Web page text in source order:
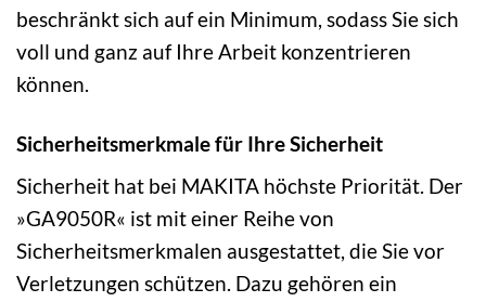
beschränkt sich auf ein Minimum, sodass Sie sich
voll und ganz auf Ihre Arbeit konzentrieren
können.
Sicherheitsmerkmale für Ihre Sicherheit
Sicherheit hat bei MAKITA höchste Priorität. Der
»GA9050R« ist mit einer Reihe von
Sicherheitsmerkmalen ausgestattet, die Sie vor
Verletzungen schützen. Dazu gehören ein